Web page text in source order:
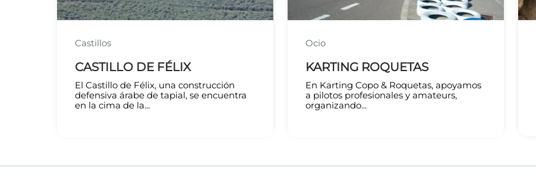
Castillos
CASTILLO DE FÉLIX
El Castillo de Félix, una construcción
defensiva árabe de tapial, se encuentra
en la cima de la...
Ocio
KARTING ROQUETAS
En Karting Copo & Roquetas, apoyamos
a pilotos profesionales y amateurs,
organizando...